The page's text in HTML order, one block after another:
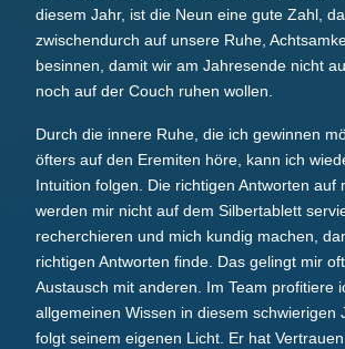
diesem Jahr, ist die Neun eine gute Zahl,
zwischendurch auf unsere Ruhe,
besinnen, damit wir am Jahresende nicht
noch auf der Couch ruhen wollen.
Durch die innere Ruhe, die ich gewinnen
öfters auf den Eremiten höre, kann ich
Intuition folgen. Die richtigen Antworten auf
werden mir nicht auf dem Silbertablett
recherchieren und mich kundig machen,
richtigen Antworten finde. Das gelingt mir
Austausch mit anderen. Im Team profitiere
allgemeinen Wissen in diesem schwierigen
folgt seinem eigenen Licht. Er hat